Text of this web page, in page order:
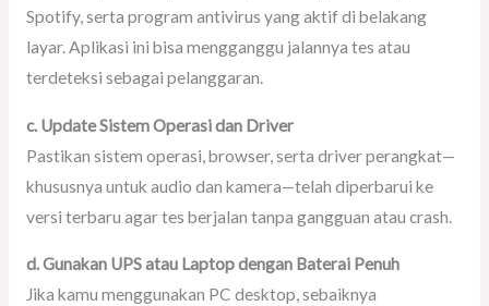
Spotify, serta program antivirus yang aktif di belakang
layar. Aplikasi ini bisa mengganggu jalannya tes atau
terdeteksi sebagai pelanggaran.
c. Update Sistem Operasi dan Driver
Pastikan sistem operasi, browser, serta driver perangkat—
khususnya untuk audio dan kamera—telah diperbarui ke
versi terbaru agar tes berjalan tanpa gangguan atau crash.
d. Gunakan UPS atau Laptop dengan Baterai Penuh
Jika kamu menggunakan PC desktop, sebaiknya